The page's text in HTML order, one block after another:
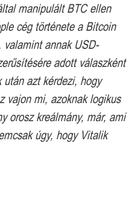
manipulált BTC ellen
cég története a Bitcoin
valamint annak USD-
adott válaszként
azt kérdezi, hogy
vajon mi, azoknak logikus
orosz kreálmány, már, ami
úgy, hogy Vitalik